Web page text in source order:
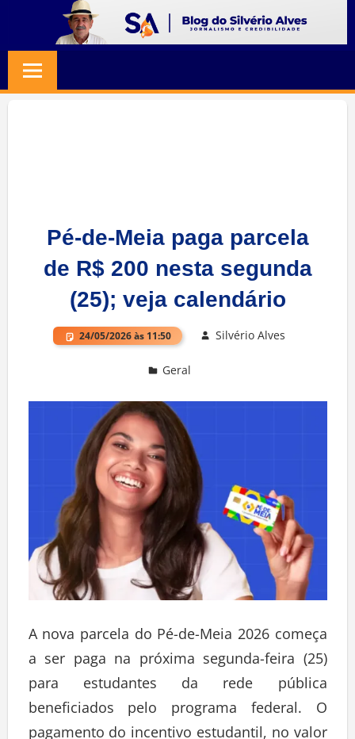
content
SILVERIO
Jornalismo
Credibilidade
Pé-de-Meia paga parcela
de R$ 200 nesta segunda
(25); veja calendário
24/05/2026 às 11:50 Silvério Alves
Geral
A nova parcela do Pé-de-Meia 2026 começa
a ser paga na próxima segunda-feira (25)
para estudantes da rede pública
beneficiados pelo programa federal. O
pagamento do incentivo estudantil, no valor